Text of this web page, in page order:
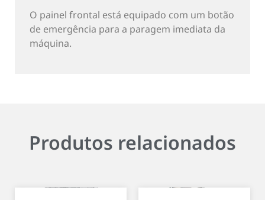
O painel frontal está equipado com um botão
de emergência para a paragem imediata da
máquina.
Produtos relacionados